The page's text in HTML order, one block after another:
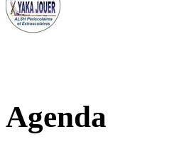
Agenda